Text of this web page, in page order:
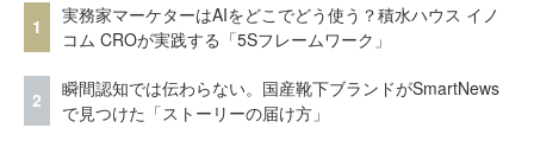
1
実務家マーケターはAIをどこでどう使う？積水ハウス イノ
コム CROが実践する「5Sフレームワーク」
2
瞬間認知では伝わらない。国産靴下ブランドがSmartNews
で見つけた「ストーリーの届け方」